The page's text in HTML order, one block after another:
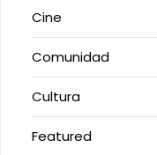
Cine
Comunidad
Cultura
Featured